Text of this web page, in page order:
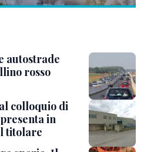
autostrade
rosso
colloquio di
in
titolare